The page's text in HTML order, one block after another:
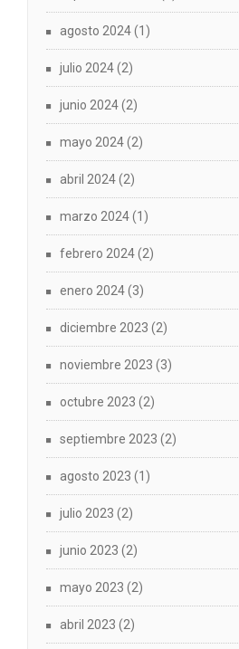
agosto 2024(1)
julio 2024(2)
junio 2024(2)
mayo 2024(2)
abril 2024(2)
marzo 2024(1)
febrero 2024(2)
enero 2024(3)
diciembre 2023 (2)
noviembre 2023 (3)
octubre 2023 (2)
septiembre 2023 (2)
agosto 2023 (1)
julio 2023 (2)
junio 2023 (2)
mayo 2023 (2)
abril 2023 (2)